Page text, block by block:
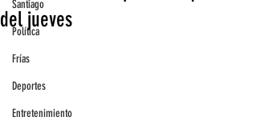
Santiago
Política
Frías
Deportes
Entretenimiento
del jueves